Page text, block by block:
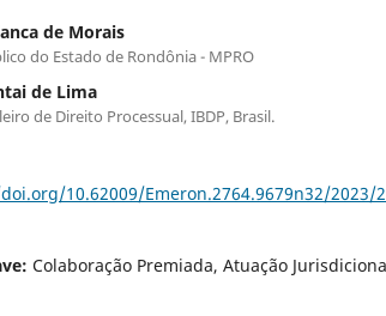
de Morais
do Estado de Rondônia - MPRO
de Lima
de Direito Processual, IBDP, Brasil.
10.62009/Emeron.2764.9679n32/2023/
Colaboração Premiada, Atuação